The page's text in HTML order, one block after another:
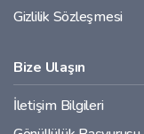
Gizlilik Sözleşmesi
Bize Ulaşın
İletişim Bilgileri